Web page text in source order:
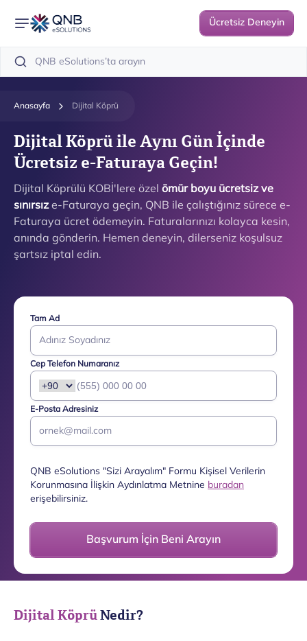
Ücretsiz Deneyin
Anasayfa Dijital Köprü
Dijital Köprü ile Aynı Gün İçinde
Ücretsiz e-Faturaya Geçin!
Dijital Köprülü KOBİ'lere özel ömür boyu ücretsiz ve
sınırsıze-Faturaya geçin, QNB ile çalıştığınız sürece e-
Faturaya ücret ödemeyin. Faturalarınızı kolayca kesin,
anında gönderin. Hemen deneyin, dilerseniz koşulsuz
şartsız iptal edin.
Tam Ad
Cep Telefon Numaranız
E-Posta Adresiniz
QNB eSolutions "Sizi Arayalım" Formu Kişisel Verilerin
Korunmasına İlişkin Aydınlatma Metnine buradan
erişebilirsiniz.
Başvurum İçin Beni Arayın
Dijital KöprüNedir?